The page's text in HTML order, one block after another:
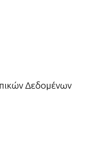
Δεδομένων